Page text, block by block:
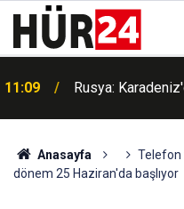
11:09 Rusya:
Anasayfa
Telefon
dönem 25 Haziran'da başlıyor